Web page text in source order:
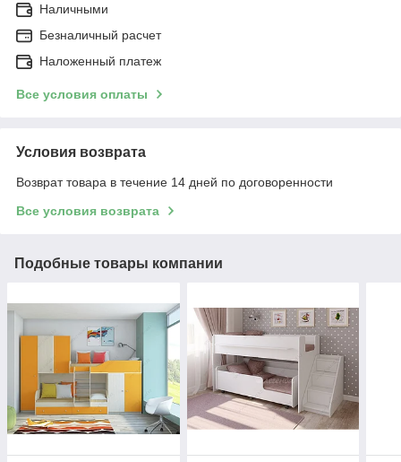
Наличными
Безналичный расчет
Наложенный платеж
Все условия оплаты
Условия возврата
Возврат товара в течение 14 дней по договоренности
Все условия возврата
Подобные товары компании